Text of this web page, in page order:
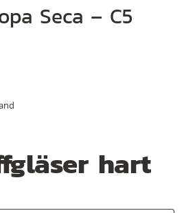
hart